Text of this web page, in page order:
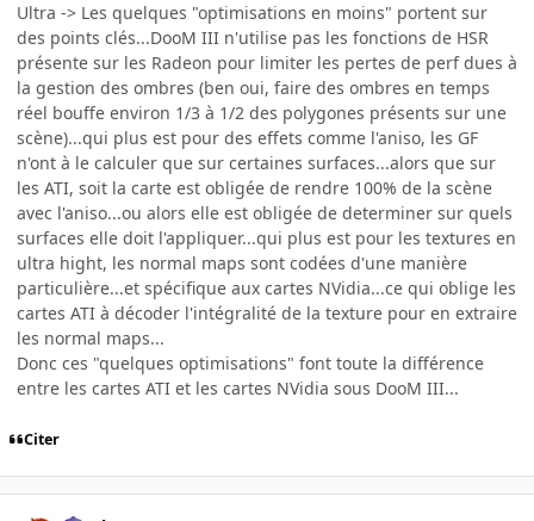
Ultra -> Les quelques "optimisations en moins" portent sur
des points clés...DooM III n'utilise pas les fonctions de HSR
présente sur les Radeon pour limiter les pertes de perf dues à
la gestion des ombres (ben oui, faire des ombres en temps
réel bouffe environ 1/3 à 1/2 des polygones présents sur une
scène)...qui plus est pour des effets comme l'aniso, les GF
n'ont à le calculer que sur certaines surfaces...alors que sur
les ATI, soit la carte est obligée de rendre 100% de la scène
avec l'aniso...ou alors elle est obligée de determiner sur quels
surfaces elle doit l'appliquer...qui plus est pour les textures en
ultra hight, les normal maps sont codées d'une manière
particulière...et spécifique aux cartes NVidia...ce qui oblige les
cartes ATI à décoder l'intégralité de la texture pour en extraire
les normal maps...
Donc ces "quelques optimisations" font toute la différence
entre les cartes ATI et les cartes NVidia sous DooM III...
Citer